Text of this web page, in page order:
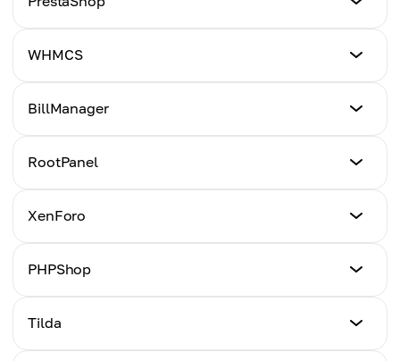
教程
WHMCS
教程
BillManager
教程
RootPanel
教程
XenForo
教程
点击这里
PHPShop
教程
Tilda